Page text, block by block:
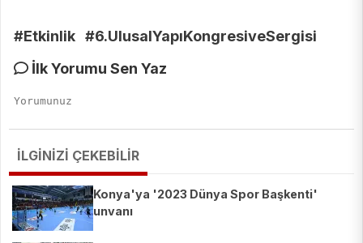
#Etkinlik #6.UlusalYapıKongresiveSergisi
İlk Yorumu Sen Yaz
İLGİNİZİ ÇEKEBİLİR
Konya'ya '2023 Dünya Spor Başkenti'
unvanı